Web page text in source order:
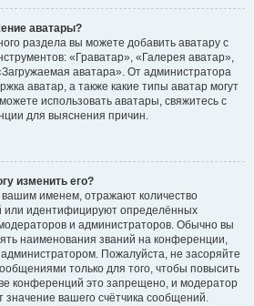
аватары?
раздела вы можете добавить аватару с
«Граватар», «Галерея аватар»,
аватара». От администратора
аватар, а также какие типы аватар могут
использовать аватары, свяжитесь с
для выяснения причин.
изменить его?
именем, отражают количество
или идентифицируют определённых
и администраторов. Обычно вы
наименования званий на конференции,
Пожалуйста, не засоряйте
только для того, чтобы повысить
конференций это запрещено, и модератор
значение вашего счётчика сообщений.